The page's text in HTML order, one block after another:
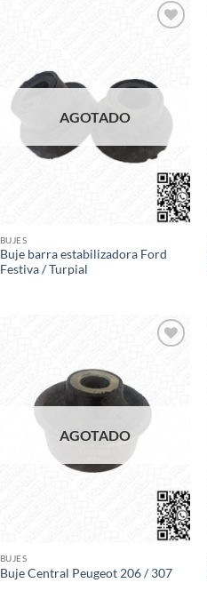
AGOTADO
BUJES
Buje barra estabilizadora Ford
Festiva / Turpial
AGOTADO
BUJES
Buje Central Peugeot 206 / 307